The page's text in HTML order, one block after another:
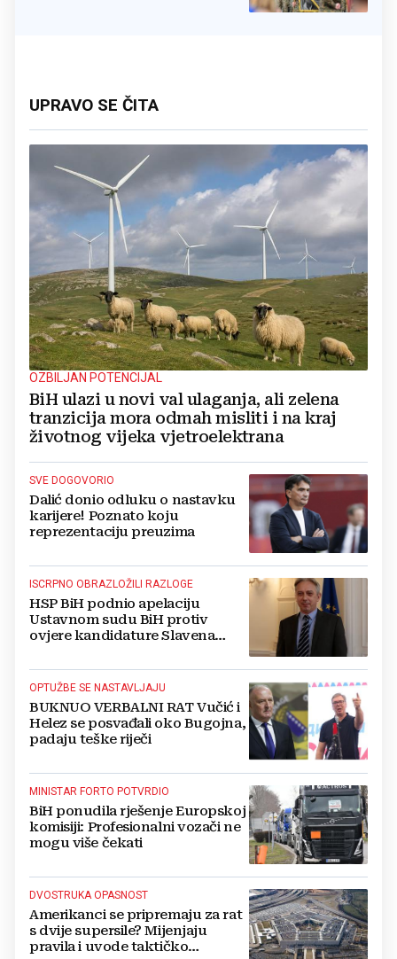
UPRAVO SE ČITA
OZBILJAN POTENCIJAL
BiH ulazi u novi val ulaganja, ali zelena
tranzicija mora odmah misliti i na kraj
životnog vijeka vjetroelektrana
SVE DOGOVORIO
Dalić donio odluku o nastavku
karijere! Poznato koju
reprezentaciju preuzima
ISCRPNO OBRAZLOŽILI RAZLOGE
HSP BiH podnio apelaciju
Ustavnom sudu BiH protiv
ovjere kandidature Slavena
OPTUŽBE SE NASTAVLJAJU
BUKNUO VERBALNI RAT Vučić i
Helez se posvađali oko Bugojna,
padaju teške riječi
MINISTAR FORTO POTVRDIO
BiH ponudila rješenje Europskoj
komisiji: Profesionalni vozači ne
mogu više čekati
DVOSTRUKA OPASNOST
Amerikanci se pripremaju za rat
s dvije supersile? Mijenjaju
pravila i uvode taktičko